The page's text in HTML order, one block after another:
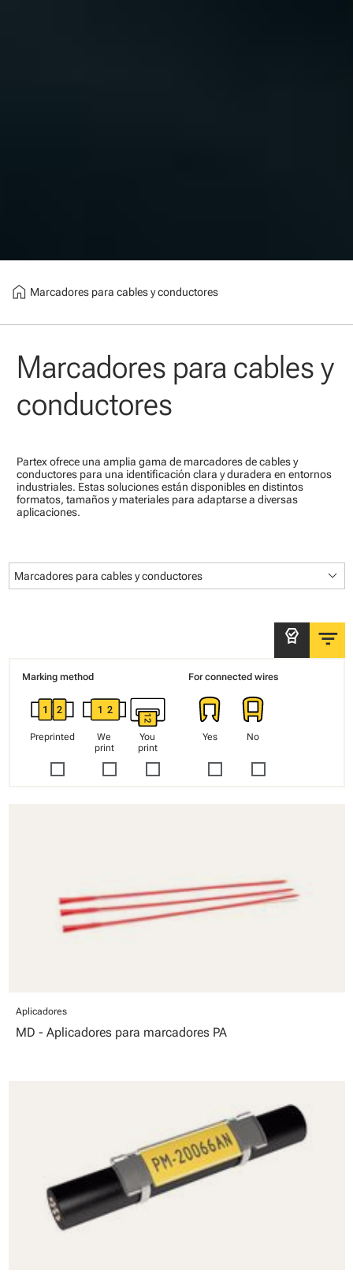
home Marcadores para cables y conductores
Marcadores para cables y
conductores
Partex ofrece una amplia gama de marcadores de cables y
conductores para una identificación clara y duradera en entornos
industriales. Estas soluciones están disponibles en distintos
formatos, tamaños y materiales para adaptarse a diversas
aplicaciones.
Marcadores para cables y conductores keyboard_arrow_down
editor_choice filter_list
Marking method
Preprinted
We
print
You
print
For connected wires
Yes No
Aplicadores
MD - Aplicadores para marcadores PA